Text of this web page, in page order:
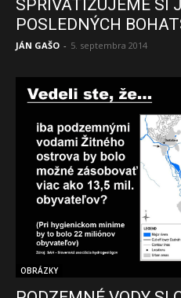
SPRIVATIZUJEME SI
POSLEDNÝCH
JÁN GAŠO - 5. septembra 2014
OBRÁZKY